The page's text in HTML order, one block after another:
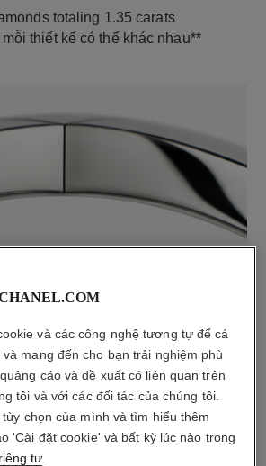
totaling 1.35 carats
thiết kế có thể khác nhau**
và các công nghệ tương tự để cá
mang đến cho bạn trải nghiệm phù
cáo và đề xuất có liên quan trên
tôi và với các đối tác của chúng tôi.
chọn của mình và tìm hiểu thêm
'Cài đặt cookie' và bất kỳ lúc nào trong
tư